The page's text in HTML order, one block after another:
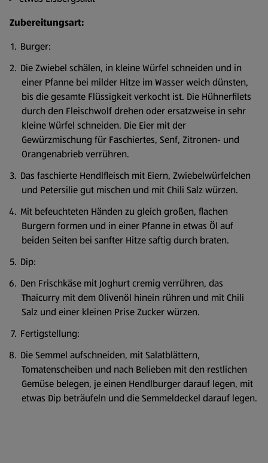
Zubereitungsart:
Burger:
Die Zwiebel schälen, in kleine Würfel schneiden und in
einer Pfanne bei milder Hitze im Wasser weich dünsten,
bis die gesamte Flüssigkeit verkocht ist. Die Hühnerfilets
durch den Fleischwolf drehen oder ersatzweise in sehr
kleine Würfel schneiden. Die Eier mit der
Gewürzmischung für Faschiertes, Senf, Zitronen- und
Orangenabrieb verrühren.
Das faschierte Hendlfleisch mit Eiern, Zwiebelwürfelchen
und Petersilie gut mischen und mit Chili Salz würzen.
Mit befeuchteten Händen zu gleich großen, flachen
Burgern formen und in einer Pfanne in etwas Öl auf
beiden Seiten bei sanfter Hitze saftig durch braten.
Dip:
Den Frischkäse mit Joghurt cremig verrühren, das
Thaicurry mit dem Olivenöl hinein rühren und mit Chili
Salz und einer kleinen Prise Zucker würzen.
Fertigstellung:
Die Semmel aufschneiden, mit Salatblättern,
Tomatenscheiben und nach Belieben mit den restlichen
Gemüse belegen, je einen Hendlburger darauf legen, mit
etwas Dip beträufeln und die Semmeldeckel darauf legen.